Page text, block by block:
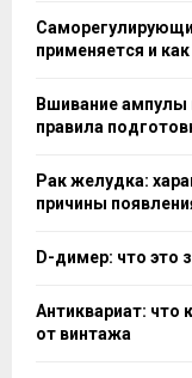
применяется и
Вшивание ампулы
правила
Рак желудка:
причины
D-димер: что это
Антиквариат: что
от винтажа